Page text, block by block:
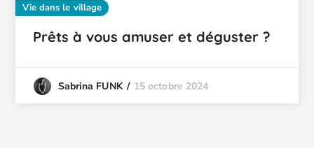
Vie dans le village
Prêts à vous amuser et déguster ?
Sabrina FUNK 15 octobre 2024